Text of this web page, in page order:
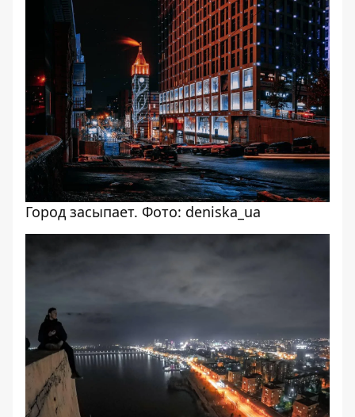
Город засыпает. Фото: deniska_ua